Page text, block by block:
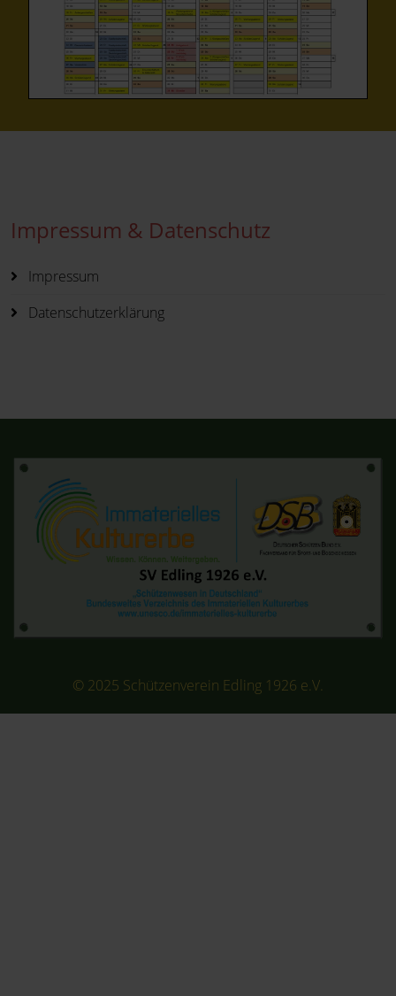
Impressum & Datenschutz
Impressum
Datenschutzerklärung
© 2025 Schützenverein Edling 1926 e.V.